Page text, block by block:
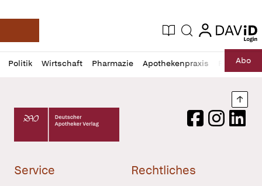
Deutsche Apotheker Zeitung
Aktuelle Ausgabe
Suche login
login
Politik Wirtschaft Pharmazie Apothekenpraxis RechtAbo
Profil
öffnen
Daz
Pur
Deutscher Apotheker Verlag Logo
FacebookInstagram
Service Rechtliches